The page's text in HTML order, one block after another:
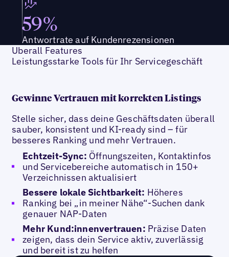
59%
Antwortrate auf Kundenrezensionen
Uberall Features
Leistungsstarke Tools für Ihr Servicegeschäft
Gewinne Vertrauen mit korrekten Listings
Stelle sicher, dass deine Geschäftsdaten überall
sauber, konsistent und KI-ready sind – für
besseres Ranking und mehr Vertrauen.
Echtzeit-Sync: Öffnungszeiten, Kontaktinfos
und Servicebereiche automatisch in 150+
Verzeichnissen aktualisiert
Bessere lokale Sichtbarkeit: Höheres
Ranking bei „in meiner Nähe“-Suchen dank
genauer NAP-Daten
Mehr Kund:innenvertrauen: Präzise Daten
zeigen, dass dein Service aktiv, zuverlässig
und bereit ist zu helfen